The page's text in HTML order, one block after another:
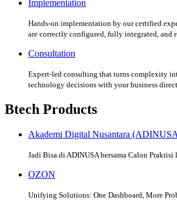
Implementation
Hands-on implementation by our certified
are correctly configured, fully integrated, and
Consultation
Expert-led consulting that turns complexity
technology decisions with your business
Btech Products
Akademi Digital Nusantara
Jadi Bisa di ADINUSA bersama Calon Praktisi
OZON
Unifying Solutions: One Dashboard, More